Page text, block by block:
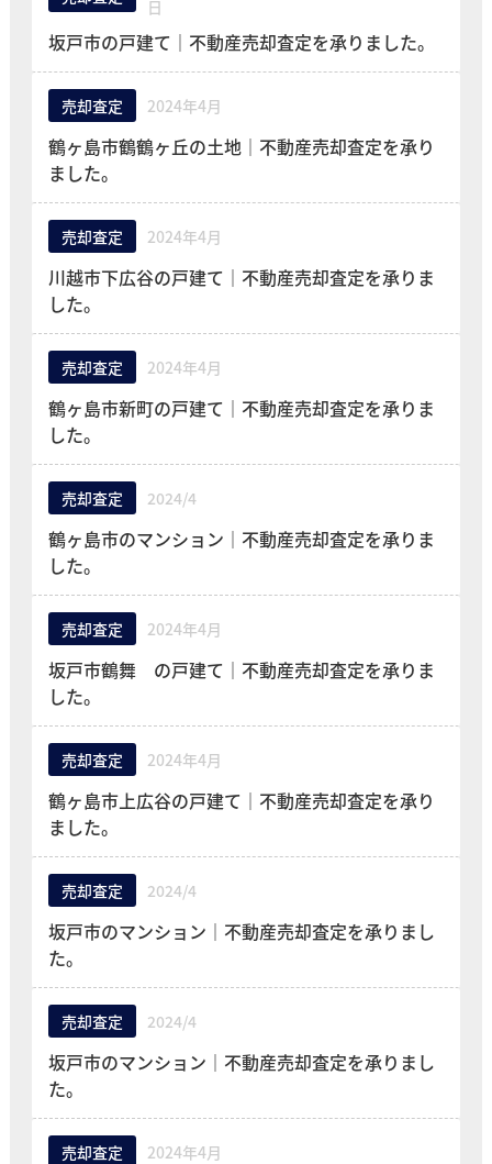
日
坂戸市の戸建て｜不動産売却査定を承りました。
売却査定 2024年4月
鶴ヶ島市鶴鶴ヶ丘の土地｜不動産売却査定を承り
ました。
売却査定 2024年4月
川越市下広谷の戸建て｜不動産売却査定を承りま
した。
売却査定 2024年4月
鶴ヶ島市新町の戸建て｜不動産売却査定を承りま
した。
売却査定 2024/4
鶴ヶ島市のマンション｜不動産売却査定を承りま
した。
売却査定 2024年4月
坂戸市鶴舞 の戸建て｜不動産売却査定を承りま
した。
売却査定 2024年4月
鶴ヶ島市上広谷の戸建て｜不動産売却査定を承り
ました。
売却査定 2024/4
坂戸市のマンション｜不動産売却査定を承りまし
た。
売却査定 2024/4
坂戸市のマンション｜不動産売却査定を承りまし
た。
売却査定 2024年4月